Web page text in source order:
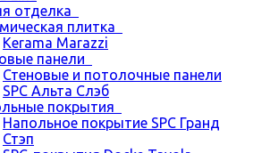
отделка
плитка
Kerama Marazzi
панели
Стеновые и потолочные панели
SPC Альта Слэб
покрытия
Напольное покрытие SPC Гранд
Стэп